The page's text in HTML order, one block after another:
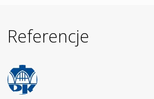
Referencje